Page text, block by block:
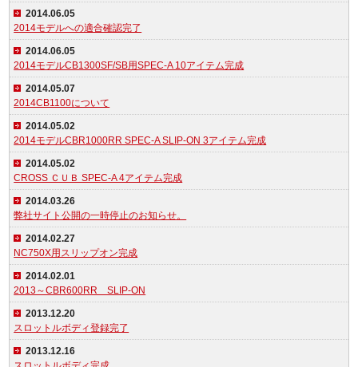
2014.06.05
2014モデルへの適合確認完了
2014.06.05
2014モデルCB1300SF/SB用SPEC-A 10アイテム完成
2014.05.07
2014CB1100について
2014.05.02
2014モデルCBR1000RR SPEC-A SLIP-ON 3アイテム完成
2014.05.02
CROSS ＣＵＢ SPEC-A 4アイテム完成
2014.03.26
弊社サイト公開の一時停止のお知らせ。
2014.02.27
NC750X用スリップオン完成
2014.02.01
2013～CBR600RR SLIP-ON
2013.12.20
スロットルボディ登録完了
2013.12.16